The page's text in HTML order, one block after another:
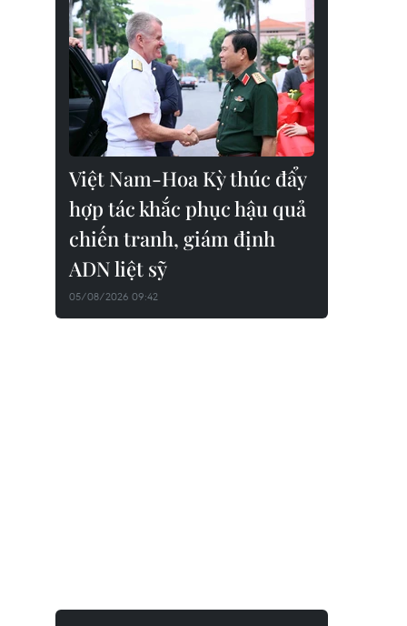
Việt Nam-Hoa Kỳ thúc đẩy
hợp tác khắc phục hậu quả
chiến tranh, giám định
ADN liệt sỹ
05/08/2026 09:42